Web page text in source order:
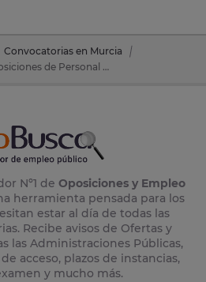
Convocatorias en Murcia
Convocatoria de 2 plazas: Oposiciones de Personal Servicios en Mazarron (Murcia)
Nº1 de Oposiciones y Empleo
herramienta pensada para los
estar al día de todas las
Recibe avisos de Ofertas y
las Administraciones Públicas,
acceso, plazos de instancias,
y mucho más.